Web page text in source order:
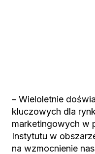
– Wieloletnie
kluczowych dla
marketingowych w
Instytutu w
na wzmocnienie